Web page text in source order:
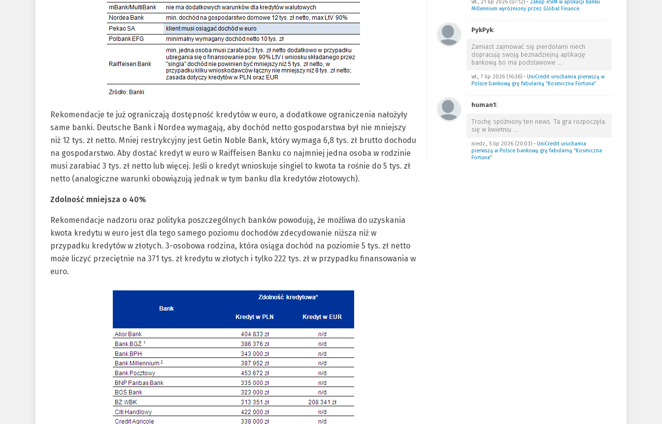
Rekomendacje te już ograniczają dostępność kredytów w euro, a dodatkowe ograniczenia nałożyły
same banki. Deutsche Bank i Nordea wymagają, aby dochód netto gospodarstwa był nie mniejszy
niż 12 tys. zł netto. Mniej restrykcyjny jest Getin Noble Bank, który wymaga 6,8 tys. zł brutto dochodu
na gospodarstwo. Aby dostać kredyt w euro w Raiffeisen Banku co najmniej jedna osoba w rodzinie
musi zarabiać 3 tys. zł netto lub więcej. Jeśli o kredyt wnioskuje singiel to kwota ta rośnie do 5 tys. zł
netto (analogiczne warunki obowiązują jednak w tym banku dla kredytów złotowych).
Zdolność mniejsza o 40%
Rekomendacje nadzoru oraz polityka poszczególnych banków powodują, że możliwa do uzyskania
kwota kredytu w euro jest dla tego samego poziomu dochodów zdecydowanie niższa niż w
przypadku kredytów w złotych. 3-osobowa rodzina, która osiąga dochód na poziomie 5 tys. zł netto
może liczyć przeciętnie na 371 tys. zł kredytu w złotych i tylko 222 tys. zł w przypadku finansowania w
euro.
wt., 21 lip 2026 (07:12)• Zakup eSIM w aplikacji Banku
Millennium wyróżniony przez Global Finance
PykPyk:
Zamiast zajmować się pierdołami niech
dopracują swoją beznadziejną aplikację
bankową bo ma podstawowe …
wt., 7 lip 2026 (16:36)• UniCredit uruchamia pierwszą w
Polsce bankową grę fabularną “Kosmiczna Fortuna”
human1:
Trochę spóźniony ten news. Ta gra rozpoczęła
się w kwietniu. …
niedz., 5 lip 2026 (20:03)• UniCredit uruchamia
pierwszą w Polsce bankową grę fabularną “Kosmiczna
Fortuna”